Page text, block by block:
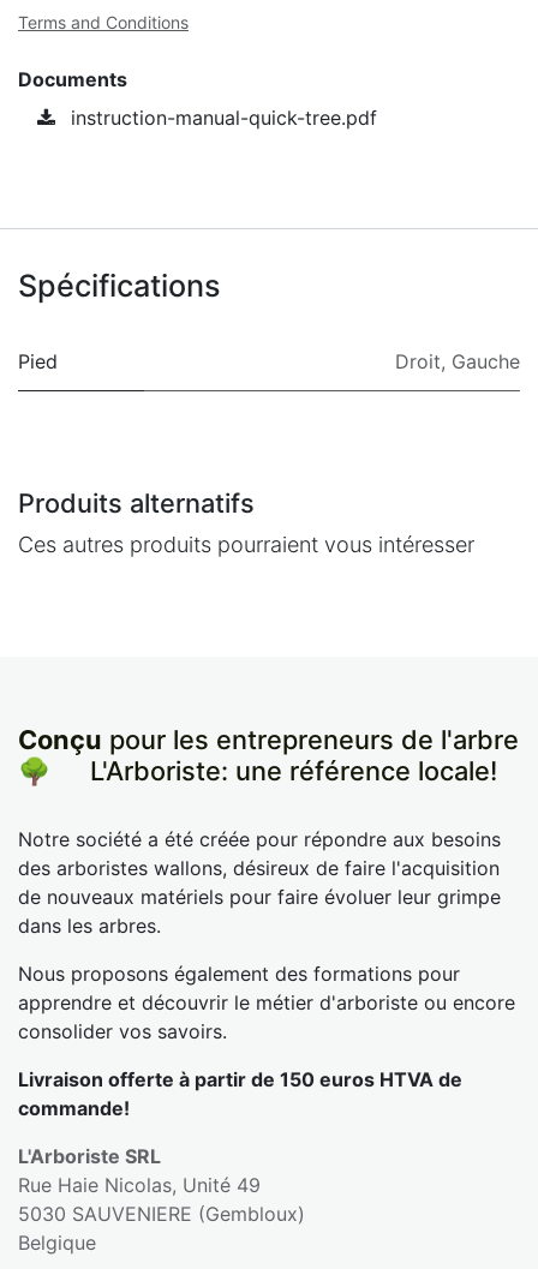
Terms and Conditions
Documents
instruction-manual-quick-tree.pdf
Spécifications
Pied Droit, Gauche
Produits alternatifs
Ces autres produits pourraient vous intéresser
Conçu pour les entrepreneurs de l'arbre
🌳
​L'Arboriste: une référence locale!
Notre société a été créée pour répondre aux besoins
des arboristes wallons, désireux de faire l'acquisition
de nouveaux matériels pour faire évoluer leur grimpe
dans les arbres.
Nous proposons également des formations pour
apprendre et découvrir le métier d'arboriste ou encore
consolider vos savoirs.
Livraison offerte à partir de 150 euros HTVA de
commande!
L'Arboriste SRL
Rue Haie Nicolas, Unité 49
5030 SAUVENIERE (Gembloux)
Belgique